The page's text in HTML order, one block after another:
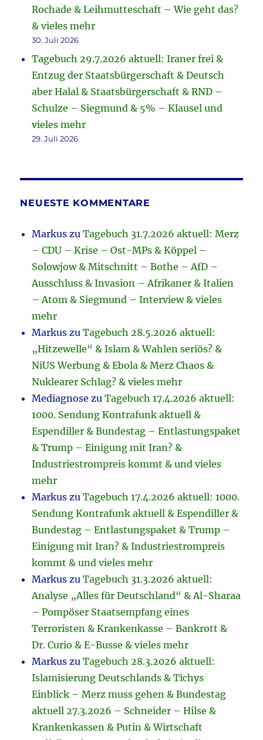
Rochade & Leihmutteschaft – Wie geht das?
& vieles mehr
30. Juli 2026
Tagebuch 29.7.2026 aktuell: Iraner frei &
Entzug der Staatsbürgerschaft & Deutsch
aber Halal & Staatsbürgerschaft & RND –
Schulze – Siegmund & 5% – Klausel und
vieles mehr
29. Juli 2026
NEUESTE KOMMENTARE
Markus zuTagebuch 31.7.2026 aktuell: Merz
– CDU – Krise – Ost-MPs & Köppel –
Solowjow & Mitschnitt – Bothe – AfD –
Ausschluss & Invasion – Afrikaner & Italien
– Atom & Siegmund – Interview & vieles
mehr
Markus zuTagebuch 28.5.2026 aktuell:
„Hitzewelle“ & Islam & Wahlen seriös? &
NiUS Werbung & Ebola & Merz Chaos &
Nuklearer Schlag? & vieles mehr
Mediagnose zuTagebuch 17.4.2026 aktuell:
1000. Sendung Kontrafunk aktuell &
Espendiller & Bundestag – Entlastungspaket
& Trump – Einigung mit Iran? &
Industriestrompreis kommt & und vieles
mehr
Markus zuTagebuch 17.4.2026 aktuell: 1000.
Sendung Kontrafunk aktuell & Espendiller &
Bundestag – Entlastungspaket & Trump –
Einigung mit Iran? & Industriestrompreis
kommt & und vieles mehr
Markus zuTagebuch 31.3.2026 aktuell:
Analyse „Alles für Deutschland“ & Al-Sharaa
– Pompöser Staatsempfang eines
Terroristen & Krankenkasse – Bankrott &
Dr. Curio & E-Busse & vieles mehr
Markus zuTagebuch 28.3.2026 aktuell:
Islamisierung Deutschlands & Tichys
Einblick – Merz muss gehen & Bundestag
aktuell 27.3.2026 – Schneider – Hilse &
Krankenkassen & Putin & Wirtschaft